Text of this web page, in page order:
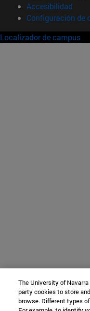
Accesibilidad
Configuración de
Localizador de campus
The University of
party cookies to store
browse. Different types